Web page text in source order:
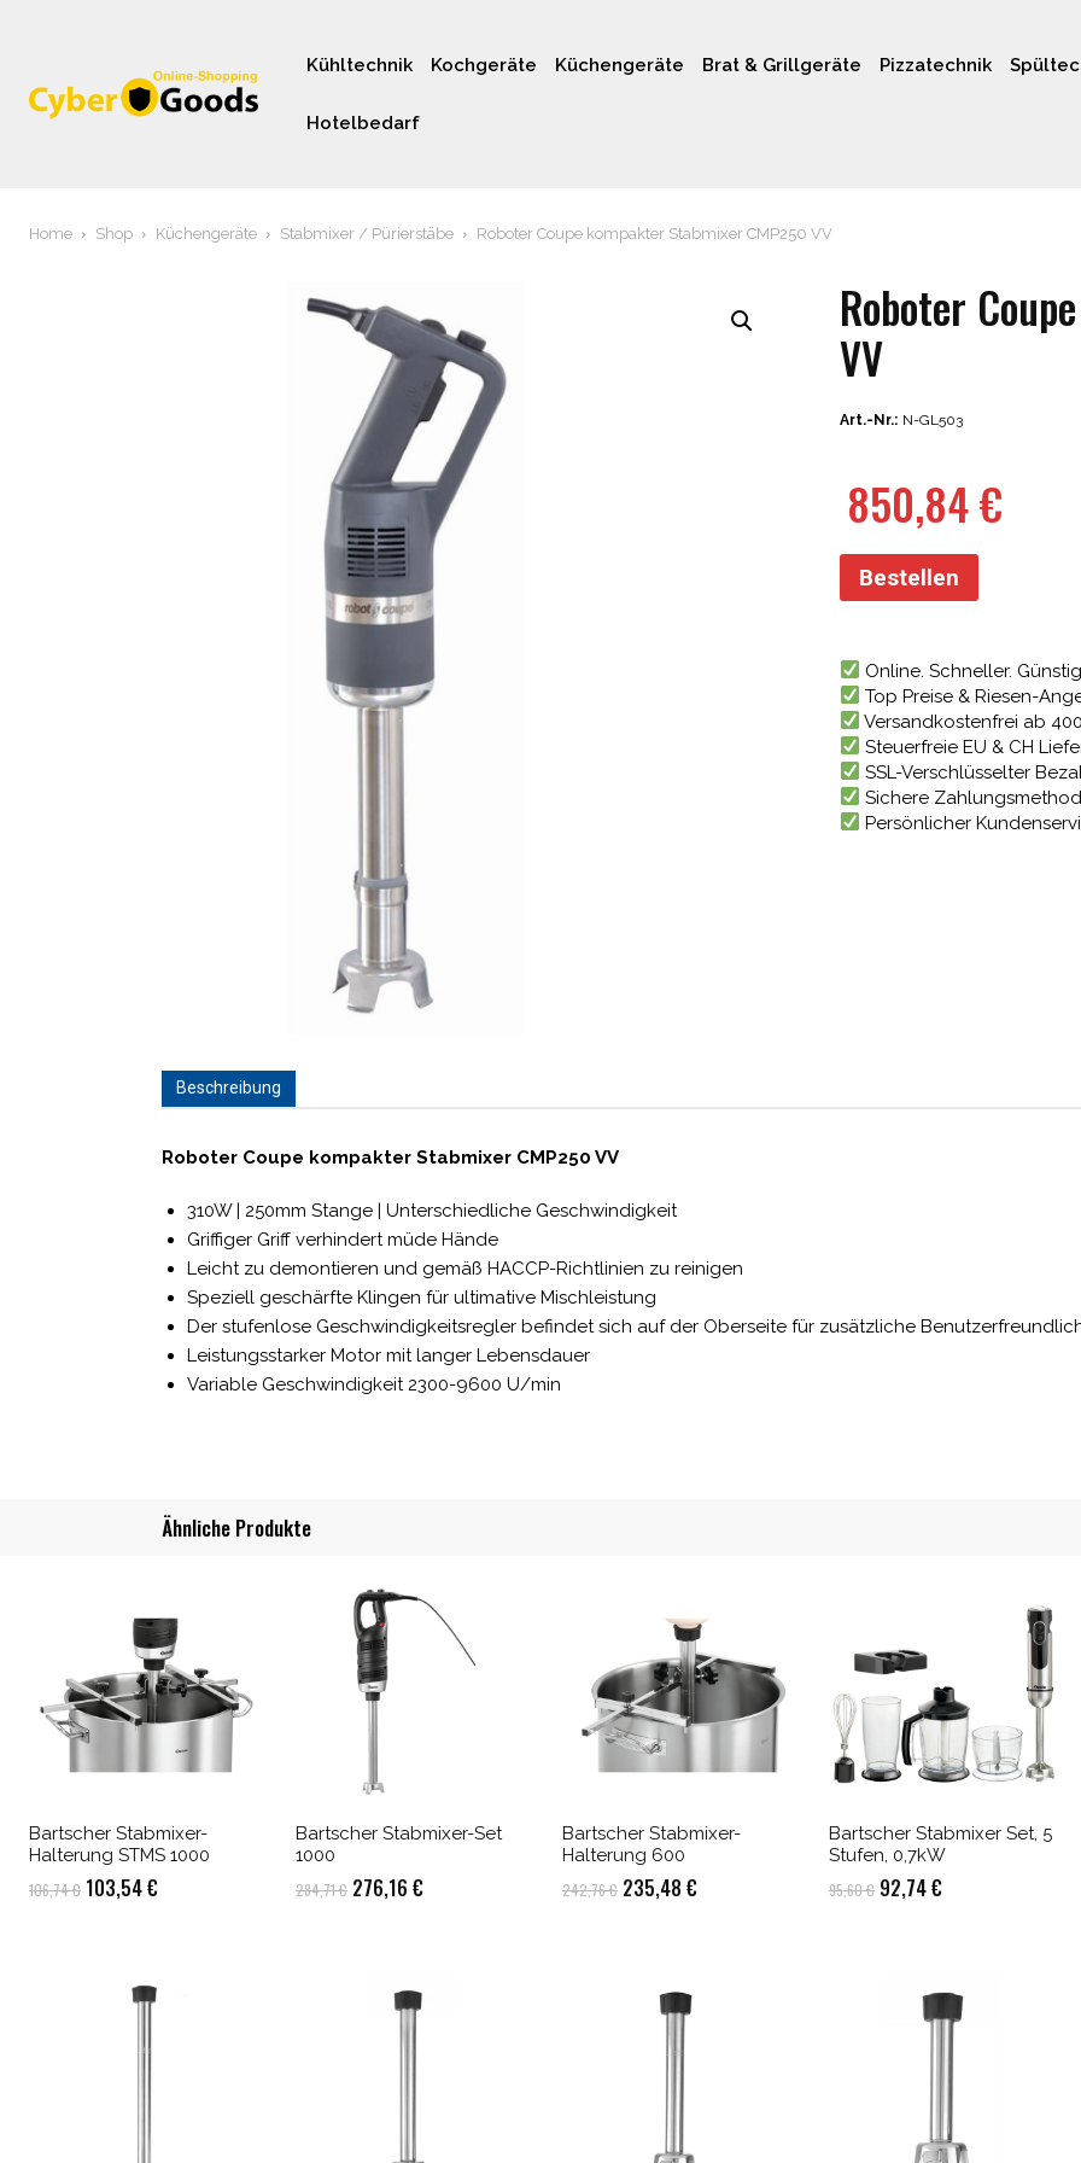
Kühltechnik Kochgeräte Küchengeräte Brat & Grillgeräte Pizzatechnik
Hotelbedarf
Home Shop Küchengeräte Stabmixer / Pürierstäbe Roboter Coupe kompakter Stabmixer CMP250 VV
Roboter
VV
Art.-Nr.: N-GL503
850,84€
Bestellen
Online. Schneller.
Top Preise & Riesen-
Versandkostenfrei ab
Steuerfreie EU & CH
SSL-Verschlüsselter
Sichere
Persönlicher
Beschreibung
Roboter Coupe kompakter Stabmixer CMP250 VV
310W | 250mm Stange | Unterschiedliche Geschwindigkeit
Griffiger Griff verhindert müde Hände
Leicht zu demontieren und gemäß HACCP-Richtlinien zu reinigen
Speziell geschärfte Klingen für ultimative Mischleistung
Der stufenlose Geschwindigkeitsregler befindet sich auf der Oberseite für zusätzliche
Leistungsstarker Motor mit langer Lebensdauer
Variable Geschwindigkeit 2300-9600 U/min
Ähnliche Produkte
Bartscher Stabmixer-
Halterung STMS 1000
106,74€ Ursprünglicher
106,74 €
103,54€Aktueller
Bartscher Stabmixer-Set
1000
284,71€ Ursprünglicher
284,71 €
276,16 €Aktueller
Bartscher Stabmixer-
Halterung 600
242,76€ Ursprünglicher
242,76 €
235,48 €Aktueller
Bartscher Stabmixer Set, 5
Stufen, 0,7kW
95,60€ Ursprünglicher
95,60 €
92,74€Aktueller
92,74 €.